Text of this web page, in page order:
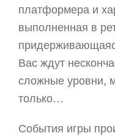
платформера и
выполненная в
Вас ждут
сложные уровни,
только…
События игры